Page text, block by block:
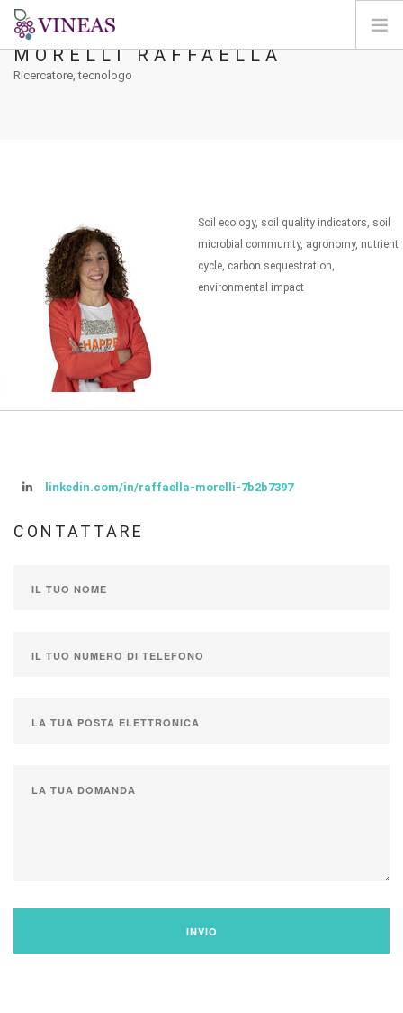
HOME
ENTRA
MORELLI RAFFAELLA
Ricercatore, tecnologo
Soil ecology, soil quality indicators, soil
microbial community, agronomy, nutrient
cycle, carbon sequestration,
environmental impact
linkedin.com/in/raffaella-morelli-7b2b7397
CONTATTARE
INVIO